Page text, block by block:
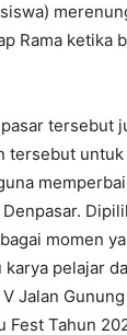
Rama ketika
tersebut
tersebut
momen
pelajar
Jalan
Fest Tahun